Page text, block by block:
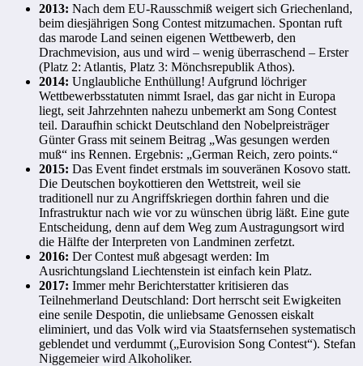
2013: Nach dem EU-Rausschmiß weigert sich Griechenland,
beim diesjährigen Song Contest mitzumachen. Spontan ruft
das marode Land seinen eigenen Wettbewerb, den
Drachmevision, aus und wird – wenig überraschend – Erster
(Platz 2: Atlantis, Platz 3: Mönchsrepublik Athos).
2014: Unglaubliche Enthüllung! Aufgrund löchriger
Wettbewerbsstatuten nimmt Israel, das gar nicht in Europa
liegt, seit Jahrzehnten nahezu unbemerkt am Song Contest
teil. Daraufhin schickt Deutschland den Nobelpreisträger
Günter Grass mit seinem Beitrag „Was gesungen werden
muß“ ins Rennen. Ergebnis: „German Reich, zero points.“
2015: Das Event findet erstmals im souveränen Kosovo statt.
Die Deutschen boykottieren den Wettstreit, weil sie
traditionell nur zu Angriffskriegen dorthin fahren und die
Infrastruktur nach wie vor zu wünschen übrig läßt. Eine gute
Entscheidung, denn auf dem Weg zum Austragungsort wird
die Hälfte der Interpreten von Landminen zerfetzt.
2016: Der Contest muß abgesagt werden: Im
Ausrichtungsland Liechtenstein ist einfach kein Platz.
2017: Immer mehr Berichterstatter kritisieren das
Teilnehmerland Deutschland: Dort herrscht seit Ewigkeiten
eine senile Despotin, die unliebsame Genossen eiskalt
eliminiert, und das Volk wird via Staatsfernsehen systematisch
geblendet und verdummt („Eurovision Song Contest“). Stefan
Niggemeier wird Alkoholiker.